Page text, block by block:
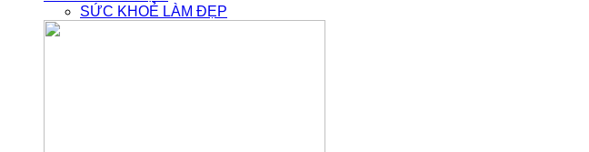
SỨC KHOẺ LÀM ĐẸP